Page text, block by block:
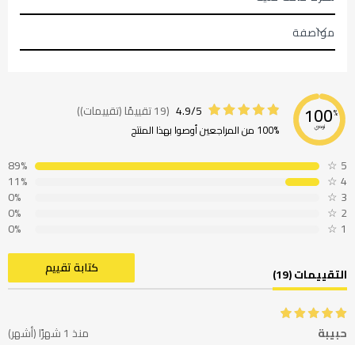
مواصفة
100%
نوصي
4.9/5 (19 تقييمًا (تقييمات))
100% من المراجعين أوصوا بهذا المنتج
5
☆
89%
4
☆
11%
3
☆
0%
2
☆
0%
1
☆
0%
التقييمات (19) كتابة تقييم
حبيبة
منذ 1 شهرًا (أشهر)